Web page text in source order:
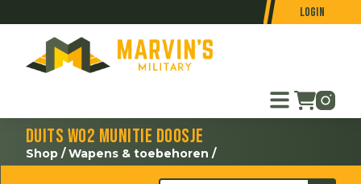
Login
Duits WO2 munitie doosje
Shop /Wapens & toebehoren /